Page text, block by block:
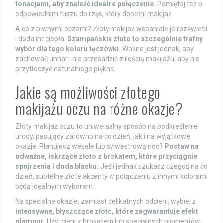
tonacjami, aby znaleźć idealne połączenie. Pamiętaj też o
odpowiednim tuszu do rzęs, który dopełni makijaż.
A co z piwnymi oczami? Złoty makijaż wspaniale je rozświetli
i doda im ciepła. Szampańskie złoto to szczególnie trafny
wybór dla tego koloru tęczówki. Ważne jest jednak, aby
zachować umiar i nie przesadzić z ilością makijażu, aby nie
przytłoczyć naturalnego piękna.
Jakie są możliwości złotego
makijażu oczu na różne okazje?
Złoty makijaż oczu to uniwersalny sposób na podkreślenie
urody, pasujący zarówno na co dzień, jak i na wyjątkowe
okazje. Planujesz wesele lub sylwestrową noc? Postaw na
odważne, iskrzące złoto z brokatem, które przyciągnie
spojrzenia i doda blasku. Jeśli jednak szukasz czegoś na co
dzień, subtelne złote akcenty w połączeniu z innymi kolorami
będą idealnym wyborem.
Na specjalne okazje, zamiast delikatnych odcieni, wybierz
intensywne, błyszczące złoto, które zagwarantuje efekt
glamour. Użyj cieni z brokatem lub specjalnych pigmentów,